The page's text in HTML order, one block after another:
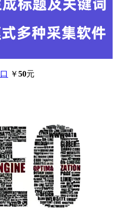
￥50元